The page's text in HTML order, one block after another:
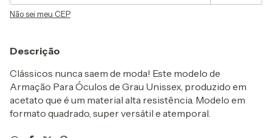
Não sei meu CEP
Descrição
Clássicos nunca saem de moda! Este modelo de
Armação Para Óculos de Grau Unissex, produzido em
acetato que é um material alta resistência. Modelo em
formato quadrado, super versátil e atemporal.